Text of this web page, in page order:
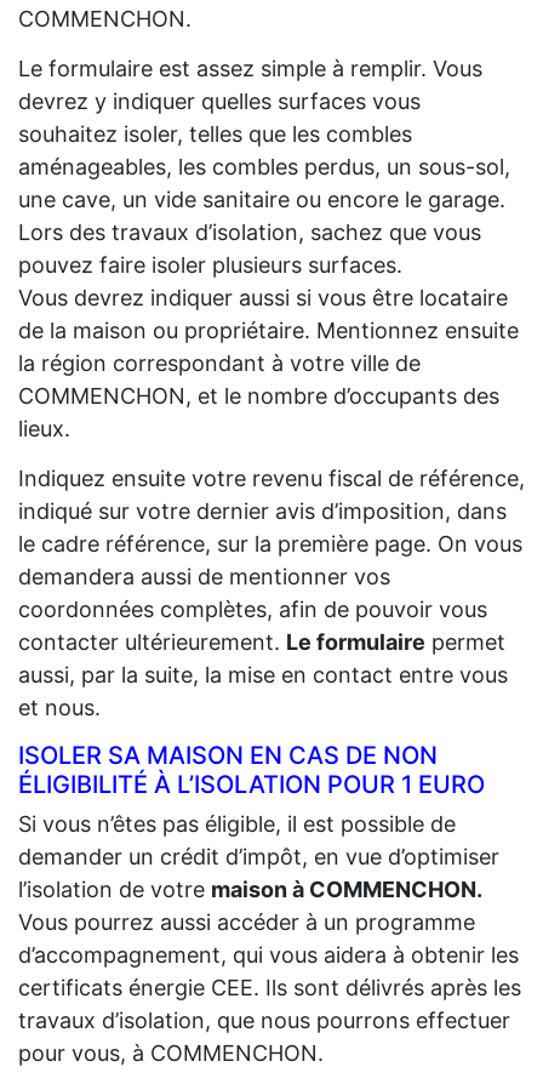
COMMENCHON.
Le formulaire est assez simple à remplir. Vous
devrez y indiquer quelles surfaces vous
souhaitez isoler, telles que les combles
aménageables, les combles perdus, un sous-sol,
une cave, un vide sanitaire ou encore le garage.
Lors des travaux d’isolation, sachez que vous
pouvez faire isoler plusieurs surfaces.
Vous devrez indiquer aussi si vous être locataire
de la maison ou propriétaire. Mentionnez ensuite
la région correspondant à votre ville de
COMMENCHON, et le nombre d’occupants des
lieux.
Indiquez ensuite votre revenu fiscal de référence,
indiqué sur votre dernier avis d’imposition, dans
le cadre référence, sur la première page. On vous
demandera aussi de mentionner vos
coordonnées complètes, afin de pouvoir vous
contacter ultérieurement. Le formulaire permet
aussi, par la suite, la mise en contact entre vous
et nous.
ISOLER SA MAISON EN CAS DE NON
ÉLIGIBILITÉ À L’ISOLATION POUR 1 EURO
Si vous n’êtes pas éligible, il est possible de
demander un crédit d’impôt, en vue d’optimiser
l’isolation de votre maison à COMMENCHON.
Vous pourrez aussi accéder à un programme
d’accompagnement, qui vous aidera à obtenir les
certificats énergie CEE. Ils sont délivrés après les
travaux d’isolation, que nous pourrons effectuer
pour vous, à COMMENCHON.